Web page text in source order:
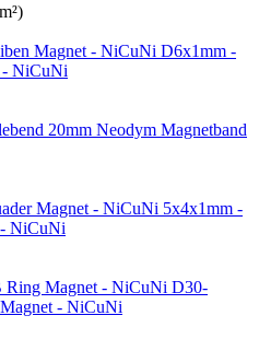
D6x1mm -
- NiCuNi
Neodym Magnetband
5x4x1mm -
NiCuNi
D30-
- NiCuNi